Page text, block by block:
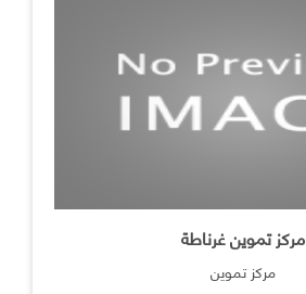
مركز تموين غرناطة
مركز تموين